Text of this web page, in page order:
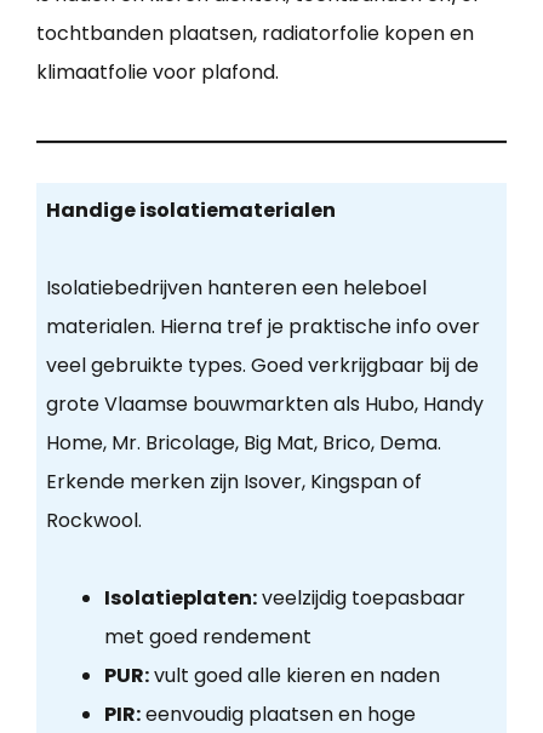
tochtbanden plaatsen, radiatorfolie kopen en
klimaatfolie voor plafond.
Handige isolatiematerialen
Isolatiebedrijven hanteren een heleboel
materialen. Hierna tref je praktische info over
veel gebruikte types. Goed verkrijgbaar bij de
grote Vlaamse bouwmarkten als Hubo, Handy
Home, Mr. Bricolage, Big Mat, Brico, Dema.
Erkende merken zijn Isover, Kingspan of
Rockwool.
Isolatieplaten:veelzijdig toepasbaar
met goed rendement
PUR:vult goed alle kieren en naden
PIR:eenvoudig plaatsen en hoge